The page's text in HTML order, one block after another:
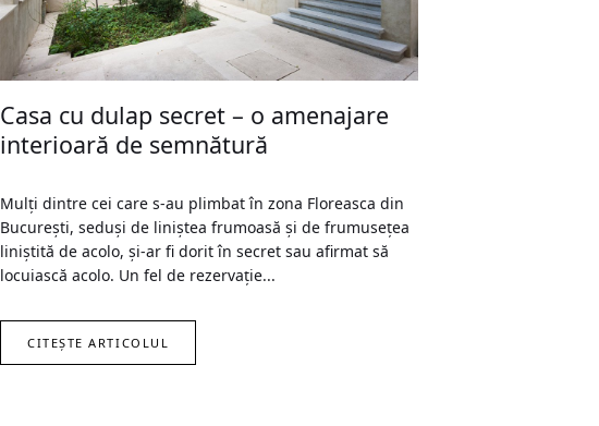
Casa cu dulap secret – o amenajare
interioară de semnătură
Mulți dintre cei care s-au plimbat în zona Floreasca din
București, seduși de liniștea frumoasă și de frumusețea
liniștită de acolo, și-ar fi dorit în secret sau afirmat să
locuiască acolo. Un fel de rezervație...
CITEȘTE ARTICOLUL